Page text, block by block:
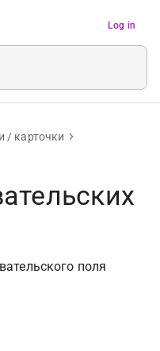
Log in
/ карточки
поля